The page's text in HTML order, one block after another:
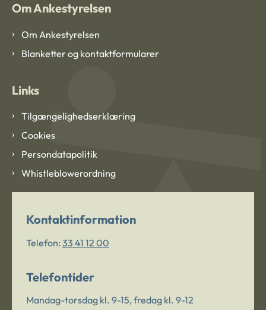
Om Ankestyrelsen
Om Ankestyrelsen
Blanketter og kontaktformularer
Links
Tilgængelighedserklæring
Cookies
Persondatapolitik
Whistleblowerordning
Kontaktinformation
Telefon: 33 41 12 00
Telefontider
Mandag-torsdag kl. 9-15, fredag kl. 9-12